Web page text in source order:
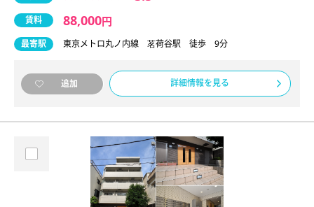
賃料 88,000円
最寄駅 東京メトロ丸ノ内線 茗荷谷駅 徒歩 9分
追加 詳細情報を見る